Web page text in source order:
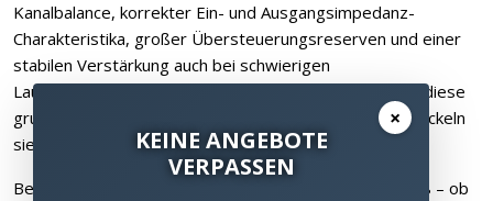
Kanalbalance, korrekter Ein- und Ausgangsimpedanz-
Charakteristika, großer Übersteuerungsreserven und einer
stabilen Verstärkung auch bei schwierigen
Lautsprecherlasten. NADs Ingenieure berücksichtigen diese
grundlegenden Aspekte Dinge in ihrer Arbeit und entwickeln
sie fortwährend weiter.
Beispielsweise sind die Hochpegel-Eingänge der C 298 – ob
×
KEINE ANGEBOTE
VERPASSEN